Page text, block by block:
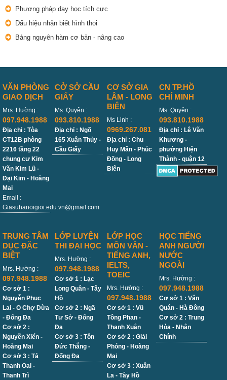
Phương pháp dạy học tích cực
Dấu hiệu nhận biết hình thoi
Bảng nguyên hàm cơ bản - nâng cao
VĂN PHÒNG
GIAO DỊCH
Mrs. Hường :
097.948.1988
Địa chỉ : Tòa
CT12B phòng
2216 tầng 22
chung cư Kim
Văn Kim Lũ -
Đại Kim - Hoàng
Mai
Email :
Giasuhanoigioi.edu.vn@gmail.com
CỞ SỞ CẦU
GIẤY
Ms. Quyên :
093.810.1988
Địa chỉ : Ngõ
165 Xuân Thủy -
Cầu Giấy
CƠ SỞ GIA
LÂM - LONG
BIÊN
Ms Linh :
0969.267.081
Địa chỉ : Chu
Huy Mân - Phúc
Đồng - Long
Biên
CN TP.HỒ
CHÍ MINH
Ms. Quyên :
093.810.1988
Địa chỉ : Lê Văn
Khương -
phường Hiện
Thành - quận 12
TRUNG TÂM
DỤC ĐẶC
BIỆT
Mrs. Hường :
097.948.1988
Cơ sở 1 :
Nguyễn Phuc
Lai - O Chợ Dừa
- Đống Đa
Cơ sở 2 :
Nguyễn Xiển -
Hoàng Mai
Cơ sở 3 : Tả
Thanh Oai -
Thanh Trì
LỚP LUYỆN
THI ĐẠI HỌC
Mrs. Hường :
097.948.1988
Cơ sở 1 : Lạc
Long Quân - Tây
Hồ
Cơ sở 2 : Ngã
Tư Sở - Đống
Đa
Cơ sở 3 : Tôn
Đức Thắng -
Đống Đa
LỚP HỌC
MÔN VĂN -
TIẾNG ANH,
IELTS,
TOEIC
Mrs. Hường :
097.948.1988
Cơ sở 1 : Vũ
Tông Phan -
Thanh Xuân
Cơ sở 2 : Giải
Phóng - Hoàng
Mai
Cơ sở 3 : Xuân
La - Tây Hồ
HỌC TIẾNG
ANH NGƯỜI
NƯỚC
NGOÀI
Mrs. Hường :
097.948.1988
Cơ sở 1 : Văn
Quán - Hà Đông
Cơ sở 2 : Trung
Hòa - Nhân
Chính